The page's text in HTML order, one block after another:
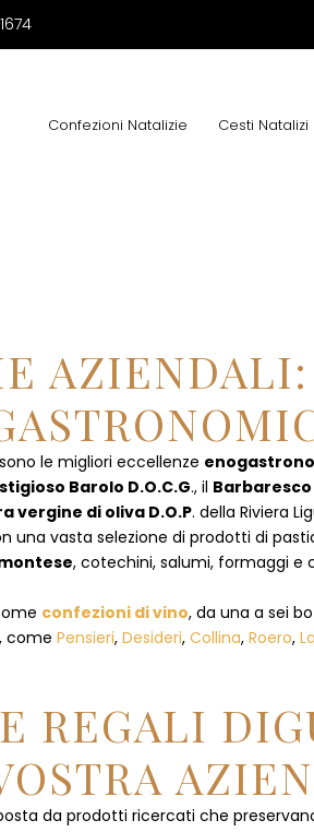
Confezioni Natalizie Cesti Natalizi
sono le migliori eccellenze
Barolo D.O.C.G., il Barbaresco
vergine di oliva D.O.P. della Riviera
una vasta selezione di prodotti di
, cotechini, salumi, formaggi
confezioni di vino, da una a sei
come Pensieri, Desideri, Collina, Roero,
REGALI
da prodotti ricercati che